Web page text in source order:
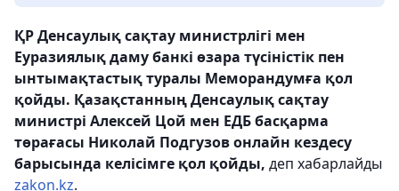
ҚР Денсаулық сақтау министрлігі мен
Еуразиялық даму банкі өзара түсіністік пен
ынтымақтастық туралы Меморандумға қол
қойды. Қазақстанның Денсаулық сақтау
министрі Алексей Цой мен ЕДБ басқарма
төрағасы Николай Подгузов онлайн кездесу
барысында келісімге қол қойды, деп хабарлайды
zakon.kz.